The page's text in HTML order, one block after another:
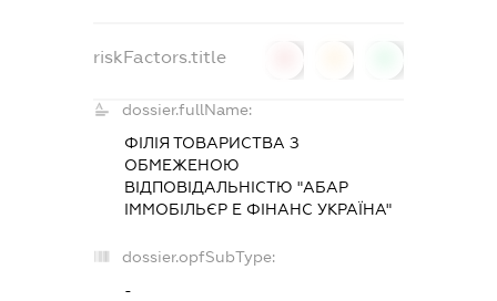
riskFactors.title
dossier.fullName:
ФІЛІЯ ТОВАРИСТВА З
ОБМЕЖЕНОЮ
ВІДПОВІДАЛЬНІСТЮ "АБАР
ІММОБІЛЬЄР Е ФІНАНС УКРАЇНА"
dossier.opfSubType:
-